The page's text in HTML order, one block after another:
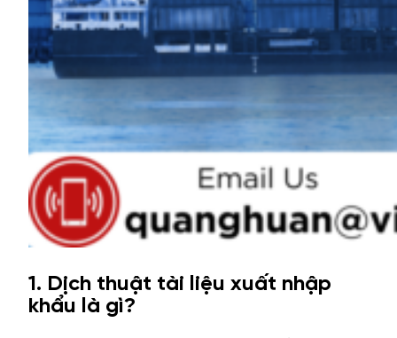
1. Dịch thuật tài liệu xuất nhập
khẩu là gì?